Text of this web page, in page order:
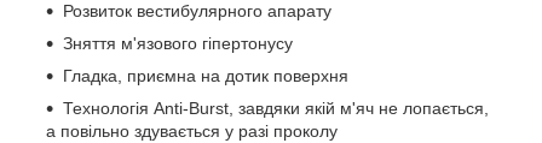
Розвиток вестибулярного апарату
Зняття м'язового гіпертонусу
Гладка, приємна на дотик поверхня
Технологія Anti-Burst, завдяки якій м'яч не лопається,
а повільно здувається у разі проколу